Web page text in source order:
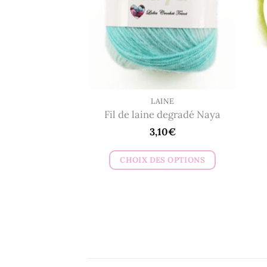
peuvent
choisies
sur
la
page
du
produit
LAINE
Fil de laine degradé Naya
3,10€
CHOIX DES OPTIONS